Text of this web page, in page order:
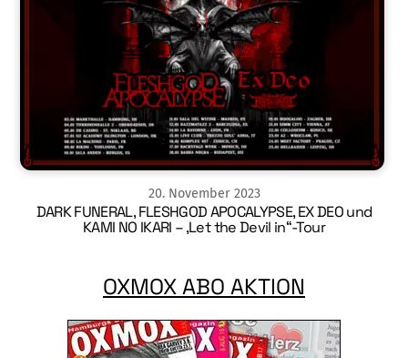
20. November 2023
DARK FUNERAL, FLESHGOD APOCALYPSE, EX DEO und
KAMI NO IKARI – ‚Let the Devil in“-Tour
OXMOX ABO AKTION